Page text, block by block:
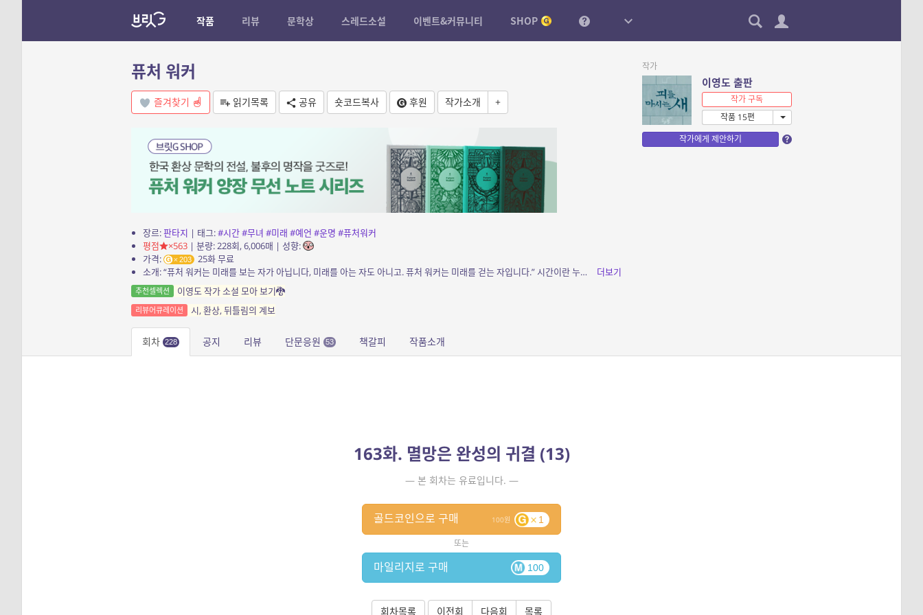
작품 리뷰 문학상 스레드소설 이벤트&커뮤니티 SHOP
퓨처 워커
즐겨찾기 읽기목록 공유 숏코드복사 후원 작가소개 +
장르:판타지 | 태그:#시간#무녀 #미래 #예언 #운명 #퓨처워커
평점
×563| 분량: 228회, 6,006매 | 성향:
가격:
203
25화 무료
소개: “퓨처 워커는 미래를 보는 자가 아닙니다, 미래를 아는 자도 아니고. 퓨처 워커는 미래를 걷는 자입니다.” 시간이란 누구의 것인가? 영원히 계속되는 현재와 피...
더보기
추천셀렉션 이영도 작가 소설 모아 보기🐉
리뷰어큐레이션 시, 환상, 뒤틀림의 계보
작가
이영도 출판
작가 구독
작품 15편
작가에게 제안하기
회차 228 공지 리뷰 단문응원 53 책갈피 작품소개
163화. 멸망은 완성의 귀결 (13)
— 본 회차는 유료입니다. —
100 1
골드코인으로 구매
또는
100
마일리지로 구매
회차목록 이전회 다음회 목록